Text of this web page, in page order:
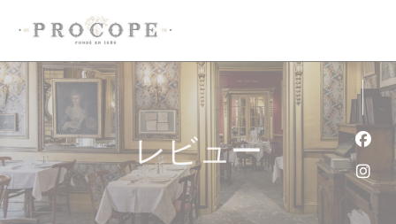
レビュー